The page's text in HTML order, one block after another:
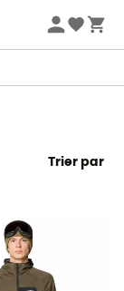
code Summer5
Trier par